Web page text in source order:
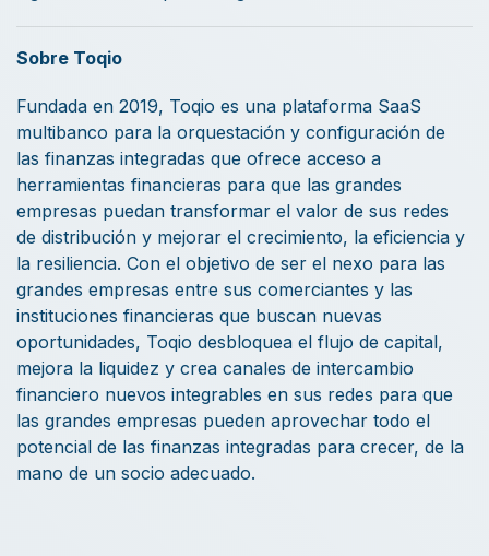
Sobre Toqio
Fundada en 2019, Toqio es una plataforma SaaS
multibanco para la orquestación y configuración de
las finanzas integradas que ofrece acceso a
herramientas financieras para que las grandes
empresas puedan transformar el valor de sus redes
de distribución y mejorar el crecimiento, la eficiencia y
la resiliencia. Con el objetivo de ser el nexo para las
grandes empresas entre sus comerciantes y las
instituciones financieras que buscan nuevas
oportunidades, Toqio desbloquea el flujo de capital,
mejora la liquidez y crea canales de intercambio
financiero nuevos integrables en sus redes para que
las grandes empresas pueden aprovechar todo el
potencial de las finanzas integradas para crecer, de la
mano de un socio adecuado.